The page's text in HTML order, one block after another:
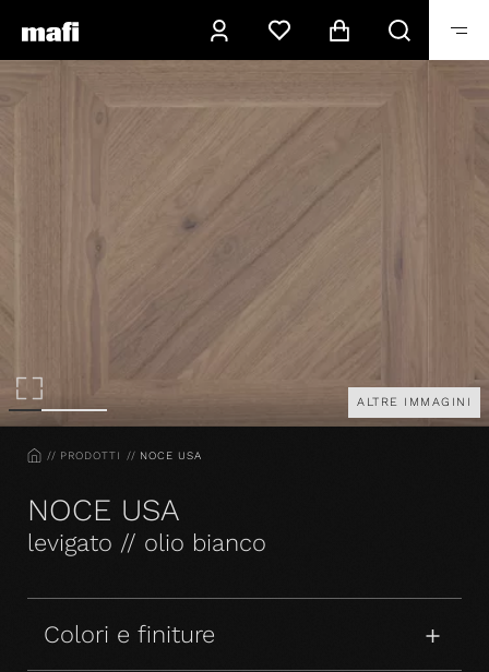
ALTRE IMMAGINI
HOMEPRODOTTI NOCE USA
NOCE USA
levigato // olio bianco
Colori e finiture